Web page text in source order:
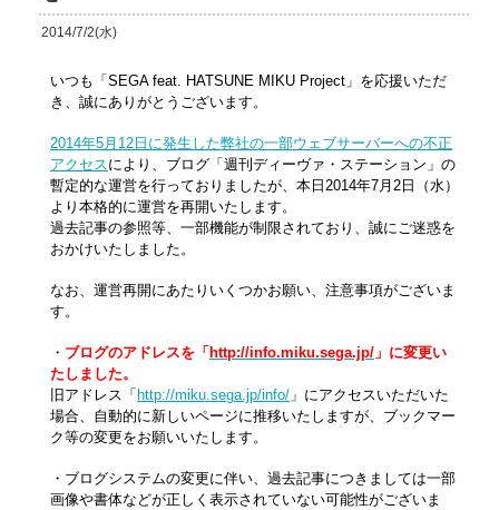
2014/7/2(水)
いつも「SEGA feat. HATSUNE MIKU Project」を応援いただ
き、誠にありがとうございます。
2014年5月12日に発生した弊社の一部ウェブサーバーへの不正
アクセスにより、ブログ「週刊ディーヴァ・ステーション」の
暫定的な運営を行っておりましたが、本日2014年7月2日（水）
より本格的に運営を再開いたします。
過去記事の参照等、一部機能が制限されており、誠にご迷惑を
おかけいたしました。
なお、運営再開にあたりいくつかお願い、注意事項がございま
す。
・ ブログのアドレスを「 http://info.miku.sega.jp/ 」に変更い
たしました。
旧アドレス「 http://miku.sega.jp/info/ 」にアクセスいただいた
場合、自動的に新しいページに推移いたしますが、ブックマー
ク等の変更をお願いいたします。
・ブログシステムの変更に伴い、過去記事につきましては一部
画像や書体などが正しく表示されていない可能性がございま